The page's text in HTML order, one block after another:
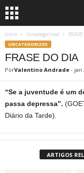
Início Uncategorized
UNCATEGORIZED
FRASE DO DIA
PorValentino Andrade - jan
“Se a juventude é um
passa depressa”.
Diário da Tarde).
ARTIGOS